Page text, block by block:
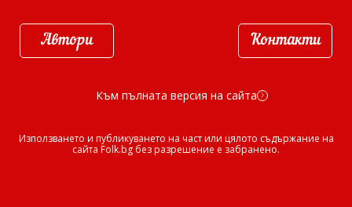
Автори Контакти
Към пълната версия на сайта d
Използването и публикуването на част или цялото съдържание на
сайта Folk.bg без разрешение е забранено.